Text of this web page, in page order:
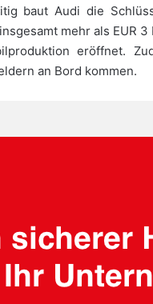
baut Audi die
mehr als EUR
eröffnet.
an Bord kommen.